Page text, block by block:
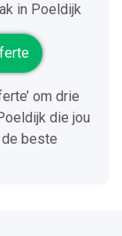
in Poeldijk
om drie
die jou
beste